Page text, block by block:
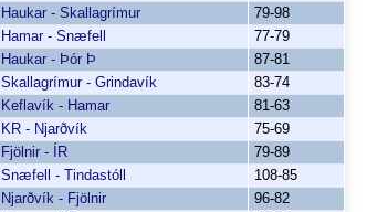
Haukar - Skallagrímur
79-98
Hamar - Snæfell
77-79
Haukar - Þór Þ
87-81
Skallagrímur - Grindavík
83-74
Keflavík - Hamar
81-63
KR - Njarðvík
75-69
Fjölnir - ÍR
79-89
Snæfell - Tindastóll
108-85
Njarðvík - Fjölnir
96-82